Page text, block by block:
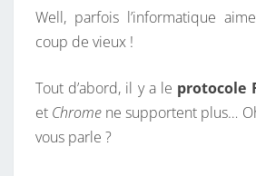
L
T
P
Well, parfois l’informatique
coup de vieux !
Tout d’abord, il y a le protocole
et Chrome ne supportent plus…
vous parle ?